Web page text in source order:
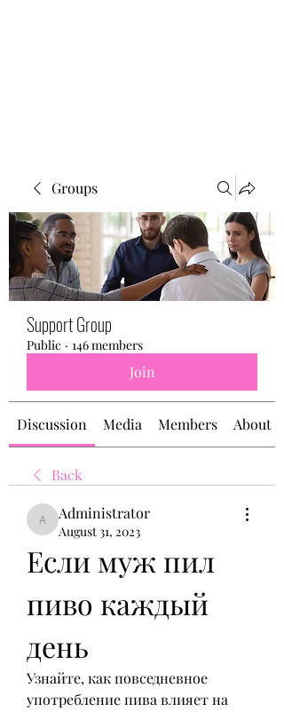
Groups
Support Group
Public · 146 members
Join
Discussion Media Members About
Back
Administrator
Administrator
August 31, 2023
Если муж пил
пиво каждый
день
Узнайте, как повседневное
употребление пива влияет на